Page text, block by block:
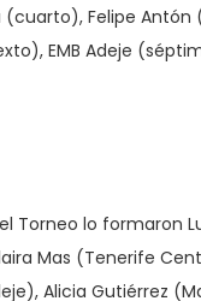
(cuarto), Felipe Antón
EMB Adeje
Torneo lo formaron
Mas (Tenerife
Alicia Gutiérrez